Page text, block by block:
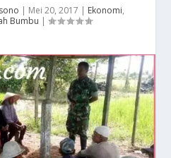
| Mei 20, 2017 | Ekonomi,
Bumbu |